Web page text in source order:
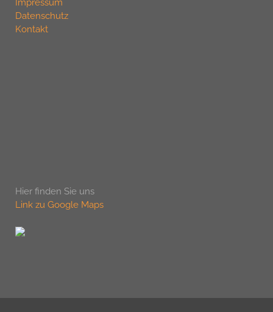
Impressum
Datenschutz
Kontakt
Hier finden Sie uns
Link zu Google Maps